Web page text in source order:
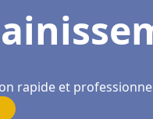
rapide et